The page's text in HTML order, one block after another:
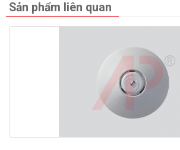
Sản phẩm liên quan